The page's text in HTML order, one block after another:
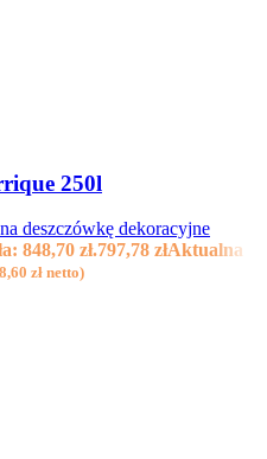
250l
deszczówkę dekoracyjne
848,70 zł.797,78 złAktualna
zł netto)